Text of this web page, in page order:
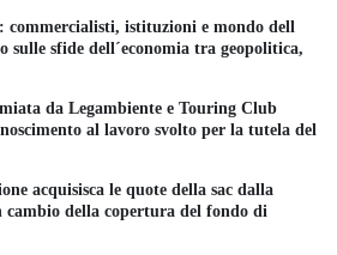
commercialisti, istituzioni e mondo dell
sulle sfide dell´economia tra geopolitica,
da Legambiente e Touring Club
al lavoro svolto per la tutela del
acquisisca le quote della sac dalla
cambio della copertura del fondo di